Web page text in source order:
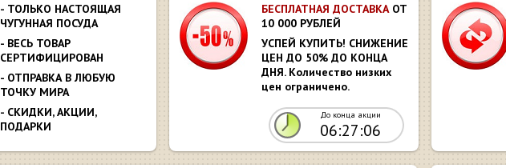
- ТОЛЬКО НАСТОЯЩАЯ
ЧУГУННАЯ ПОСУДА
- ВЕСЬ ТОВАР
СЕРТИФИЦИРОВАН
- ОТПРАВКА В ЛЮБУЮ
ТОЧКУ МИРА
- СКИДКИ, АКЦИИ,
ПОДАРКИ
БЕСПЛАТНАЯ ДОСТАВКА ОТ
10 000 РУБЛЕЙ
УСПЕЙ КУПИТЬ! СНИЖЕНИЕ
ЦЕН ДО 50% ДО КОНЦА
ДНЯ. Количество низких
цен ограничено.
До конца акции
06:27:05